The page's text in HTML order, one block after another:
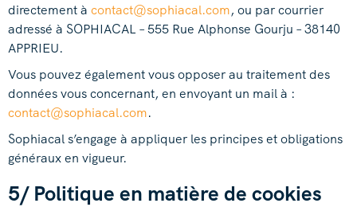
directement à contact@sophiacal.com, ou par courrier
adressé à SOPHIACAL – 555 Rue Alphonse Gourju – 38140
APPRIEU.
Vous pouvez également vous opposer au traitement des
données vous concernant, en envoyant un mail à :
contact@sophiacal.com.
Sophiacal s’engage à appliquer les principes et obligations
généraux en vigueur.
5/ Politique en matière de cookies